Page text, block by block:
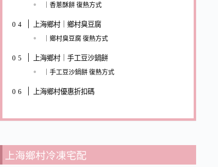
｜香蔥酥餅 復熱方式
上海鄉村｜鄉村臭豆腐
｜鄉村臭豆腐 復熱方式
上海鄉村｜手工豆沙鍋餅
｜手工豆沙鍋餅 復熱方式
上海鄉村優惠折扣碼
上海鄉村冷凍宅配